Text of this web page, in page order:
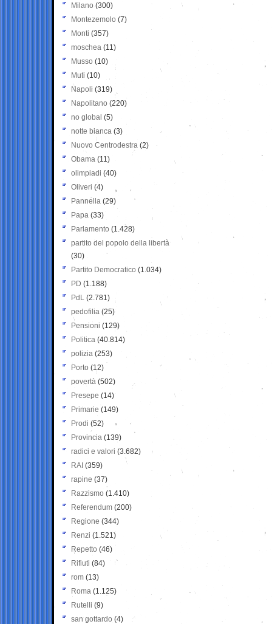
Milano (300)
Montezemolo (7)
Monti (357)
moschea (11)
Musso (10)
Muti (10)
Napoli (319)
Napolitano (220)
no global (5)
notte bianca (3)
Nuovo Centrodestra (2)
Obama (11)
olimpiadi (40)
Oliveri (4)
Pannella (29)
Papa (33)
Parlamento (1.428)
partito del popolo della libertà
(30)
Partito Democratico (1.034)
PD (1.188)
PdL (2.781)
pedofilia (25)
Pensioni (129)
Politica (40.814)
polizia (253)
Porto (12)
povertà (502)
Presepe (14)
Primarie (149)
Prodi (52)
Provincia (139)
radici e valori (3.682)
RAI (359)
rapine (37)
Razzismo (1.410)
Referendum (200)
Regione (344)
Renzi (1.521)
Repetto (46)
Rifiuti (84)
rom (13)
Roma (1.125)
Rutelli (9)
san gottardo (4)